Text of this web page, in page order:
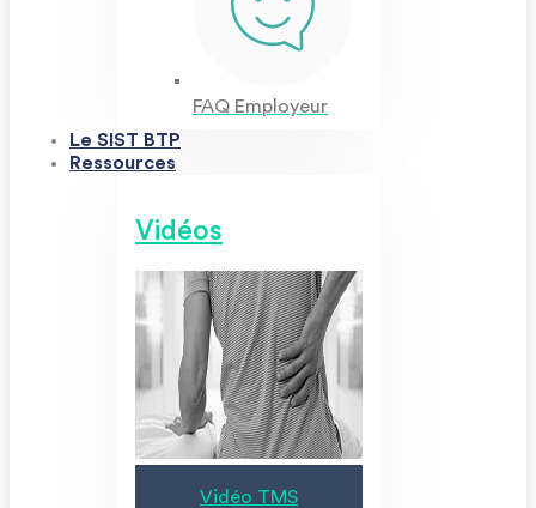
FAQ Employeur
Le SIST BTP
Ressources
Vidéos
Vidéo TMS